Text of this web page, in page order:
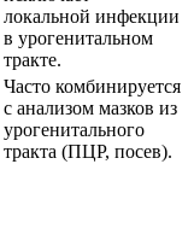
локальной инфекции
в урогенитальном
тракте.
Часто комбинируется
с анализом мазков из
урогенитального
тракта (ПЦР, посев).